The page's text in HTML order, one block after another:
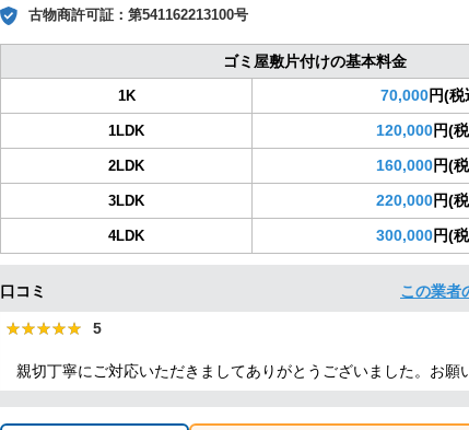
古物商許可証： 第541162213100号
ゴミ屋敷片付けの基本料金
1K 70,000円(税
1LDK 120,000円(
2LDK 160,000円(
3LDK 220,000円(
4LDK 300,000円(
口コミ この業者
★★★★★
★★★★★ 5
親切丁寧にご対応いただきましてありがとうございました。お願